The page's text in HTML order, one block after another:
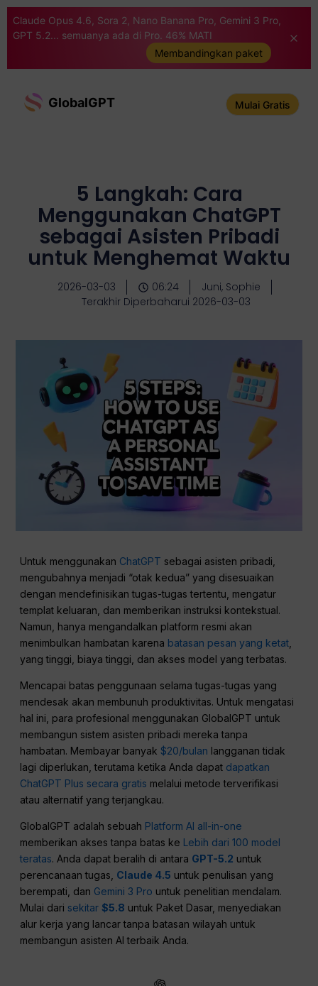
Claude Opus 4.6, Sora 2, Nano Banana Pro, Gemini 3 Pro,
GPT 5.2... semuanya ada di Pro. 46% MATI
Membandingkan paket
GlobalGPT Mulai Gratis
5 Langkah: Cara
Menggunakan ChatGPT
sebagai Asisten Pribadi
untuk Menghemat Waktu
2026-03-03 06:24
Juni, Sophie
Terakhir Diperbaharui 2026-03-03
Untuk menggunakan ChatGPT sebagai asisten pribadi,
mengubahnya menjadi “otak kedua” yang disesuaikan
dengan mendefinisikan tugas-tugas tertentu, mengatur
templat keluaran, dan memberikan instruksi kontekstual.
Namun, hanya mengandalkan platform resmi akan
menimbulkan hambatan karena batasan pesan yang ketat
yang tinggi, biaya tinggi, dan akses model yang terbatas.
Mencapai batas penggunaan selama tugas-tugas yang
mendesak akan membunuh produktivitas. Untuk mengatasi
hal ini, para profesional menggunakan GlobalGPT untuk
membangun sistem asisten pribadi mereka tanpa
hambatan. Membayar banyak$20/bulan langganan tidak
lagi diperlukan, terutama ketika Anda dapat dapatkan
ChatGPT Plus secara gratis melalui metode terverifikasi
atau alternatif yang terjangkau.
GlobalGPT adalah sebuah Platform AI all-in-one
memberikan akses tanpa batas ke Lebih dari 100 model
teratas. Anda dapat beralih di antara GPT-5.2 untuk
perencanaan tugas, Claude 4.5 untuk penulisan yang
berempati, dan Gemini 3 Pro untuk penelitian mendalam.
Mulai dari sekitar$5.8 untuk Paket Dasar, menyediakan
alur kerja yang lancar tanpa batasan wilayah untuk
membangun asisten AI terbaik Anda.